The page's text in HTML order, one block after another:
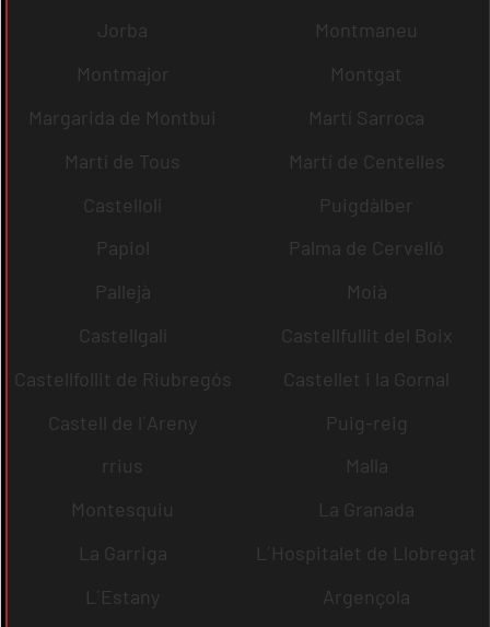
Jorba
Montmaneu
Montmajor
Montgat
Margarida de Montbui
Martí Sarroca
Martí de Tous
Martí de Centelles
Castellolí
Puigdàlber
Papiol
Palma de Cervelló
Pallejà
Moià
Castellgalí
Castellfullit del Boix
Castellfollit de Riubregós
Castellet i la Gornal
Castell de l´Areny
Puig-reig
rrius
Malla
Montesquiu
La Granada
La Garriga
L´Hospitalet de Llobregat
L´Estany
Argençola